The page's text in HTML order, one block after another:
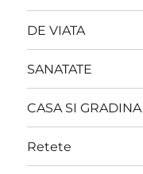
DE VIATA
SANATATE
CASA SI GRADINA
Retete